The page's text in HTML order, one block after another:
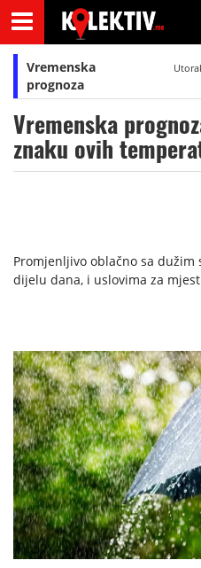
Vremenska
prognoza
Vremenska
znaku ovih
Promjenljivo oblačno sa
dijelu dana, i uslovima za